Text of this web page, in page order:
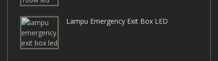
Lampu Emergency Exit Box LED